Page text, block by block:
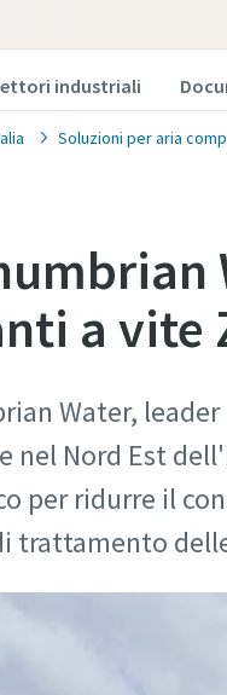
industriali
Soluzioni per aria
a vite
Water,
nel Nord Est
per ridurre il
trattamento